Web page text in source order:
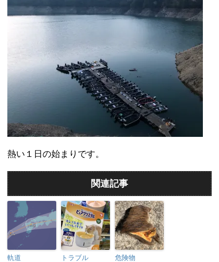
熱い１日の始まりです。
関連記事
軌道 トラブル 危険物